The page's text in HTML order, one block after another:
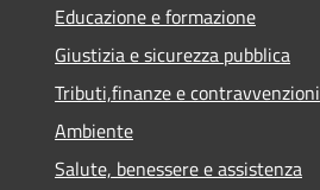
Educazione e formazione
Giustizia e sicurezza pubblica
Tributi,finanze e contravvenzioni
Ambiente
Salute, benessere e assistenza